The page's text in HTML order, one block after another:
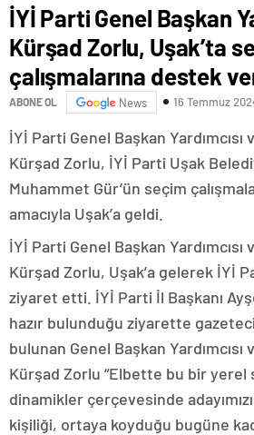
İYİ Parti Genel Başkan
Kürşad Zorlu, Uşak’ta
çalışmalarına destek
ABONE OL News 16 Temmuz
İYİ Parti Genel Başkan
Kürşad Zorlu, İYİ Parti Uşak
Muhammet Gür’ün seçim
amacıyla Uşak’a geldi.
İYİ Parti Genel Başkan
Kürşad Zorlu, Uşak’a gelerek İYİ
ziyaret etti. İYİ Parti İl Başkanı
hazır bulunduğu ziyarette
bulunan Genel Başkan
Kürşad Zorlu “Elbette bu bir yerel
dinamikler çerçevesinde
kişiliği, ortaya koyduğu bugüne